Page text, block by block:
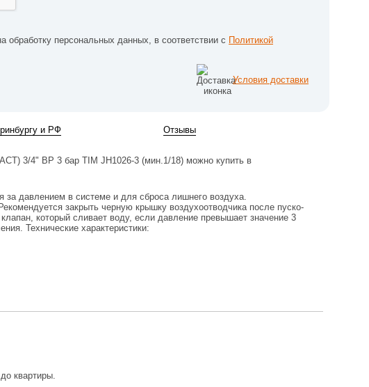
обработку персональных данных, в соответствии с Политикой
Условия доставки
и РФ Отзывы
3/4" ВР 3 бар TIM JH1026-3 (мин.1/18) можно купить в
за давлением в системе и для сброса лишнего воздуха.
закрыть черную крышку воздухоотводчика после пуско-
который сливает воду, если давление превышает значение 3
Технические характеристики:
квартиры.